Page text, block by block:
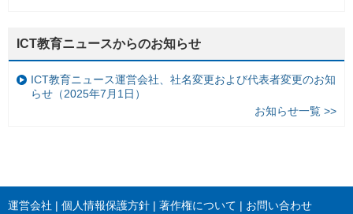
ICT教育ニュースからのお知らせ
ICT教育ニュース運営会社、社名変更および代表者変更のお知
らせ（2025年7月1日）
お知らせ一覧 >>
運営会社 個人情報保護方針 著作権について お問い合わせ